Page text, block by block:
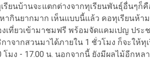
รียนบ้านจะแตกต่างจากทุเรียนพันธุ์อื่นๆก็
ากินยากมาก เห็นแบบนี้แล้ว คอทุเรียนห้า
เที่ยวเข้ามาชมฟรี พร้อมจัดแคมเปญ ประ
าจากสวนมาได้ภายใน 1 ชั่วโมง ก็จะให้
โมง - 17.00 น. นอกจากนี้ ยังมีผลไม้อีกห